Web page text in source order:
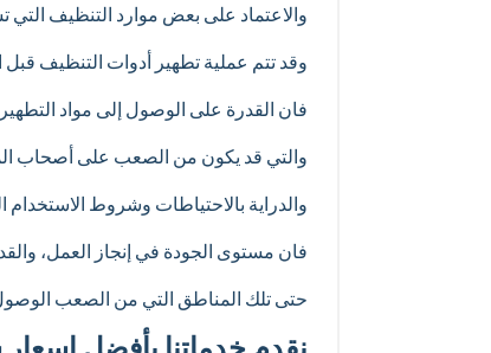
والاعتماد على بعض موارد التنظيف
وقد تتم عملية تطهير أدوات التنظيف
فان القدرة على الوصول إلى مواد
والتي قد يكون من الصعب على أصحاب
والدراية بالاحتياطات وشروط الاستخدام
فان مستوى الجودة في إنجاز العمل،
حتى تلك المناطق التي من الصعب